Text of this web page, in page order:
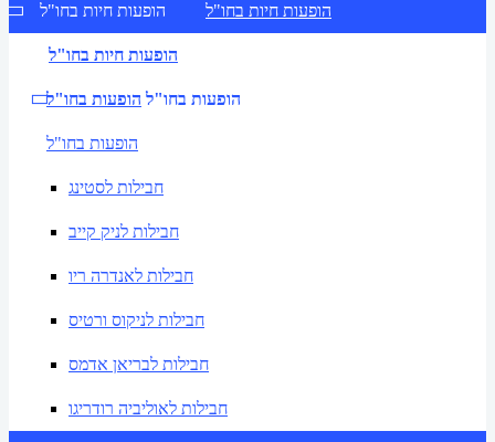
הופעות חיות בחו"ל הופעות חיות בחו"ל
הופעות חיות בחו"ל
הופעות בחו"ל הופעות בחו"ל
הופעות בחו"ל
חבילות לסטינג
חבילות לניק קייב
חבילות לאנדרה ריו
חבילות לניקוס ורטיס
חבילות לבריאן אדמס
חבילות לאוליביה רודריגו